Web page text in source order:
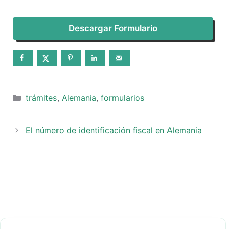
Descargar Formulario
Categorías
trámites, Alemania, formularios
El número de identificación fiscal en Alemania